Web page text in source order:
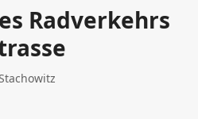
Radverkehrs